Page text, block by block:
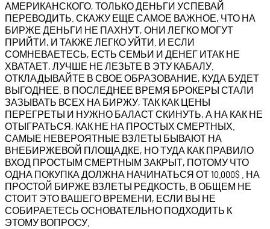
АМЕРИКАНСКОГО, ТОЛЬКО ДЕНЬГИ УСПЕВАЙ
ПЕРЕВОДИТЬ. СКАЖУ ЕЩЕ САМОЕ ВАЖНОЕ, ЧТО НА
БИРЖЕ ДЕНЬГИ НЕ ПАХНУТ, ОНИ ЛЕГКО МОГУТ
ПРИЙТИ, И ТАКЖЕ ЛЕГКО УЙТИ. И ЕСЛИ
СОМНЕВАЕТЕСЬ, ЕСТЬ СЕМЬИ И ДЕНЕГ ИТАК НЕ
ХВАТАЕТ, ЛУЧШЕ НЕ ЛЕЗЬТЕ В ЭТУ КАБАЛУ.
ОТКЛАДЫВАЙТЕ В СВОЕ ОБРАЗОВАНИЕ, КУДА БУДЕТ
ВЫГОДНЕЕ. В ПОСЛЕДНЕЕ ВРЕМЯ БРОКЕРЫ СТАЛИ
ЗАЗЫВАТЬ ВСЕХ НА БИРЖУ, ТАК КАК ЦЕНЫ
ПЕРЕГРЕТЫ И НУЖНО БАЛАСТ СКИНУТЬ, А НА КАК НЕ
ОТЫГРАТЬСЯ, КАК НЕ НА ПРОСТЫХ СМЕРТНЫХ.
САМЫЕ НЕВЕРОЯТНЫЕ ВЗЛЕТЫ БЫВАЮТ НА
ВНЕБИРЖЕВОЙ ПЛОЩАДКЕ, НО ТУДА КАК ПРАВИЛО
ВХОД ПРОСТЫМ СМЕРТНЫМ ЗАКРЫТ, ПОТОМУ ЧТО
ОДНА ПОКУПКА ДОЛЖНА НАЧИНАТЬСЯ ОТ 10.000$ . НА
ПРОСТОЙ БИРЖЕ ВЗЛЕТЫ РЕДКОСТЬ. В ОБЩЕМ НЕ
СТОИТ ЭТО ВАШЕГО ВРЕМЕНИ, ЕСЛИ ВЫ НЕ
СОБИРАЕТЕСЬ ОСНОВАТЕЛЬНО ПОДХОДИТЬ К
ЭТОМУ ВОПРОСУ.